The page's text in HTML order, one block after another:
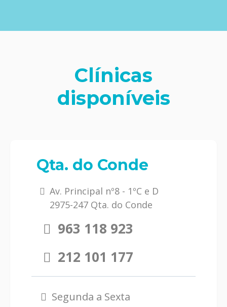
Clínicas
disponíveis
Qta. do Conde
Av. Principal nº8 - 1ºC e D
2975-247 Qta. do Conde
963 118 923
212 101 177
Segunda a Sexta